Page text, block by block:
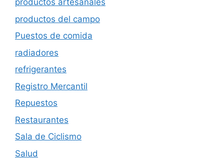
productos artesanales
productos del campo
Puestos de comida
radiadores
refrigerantes
Registro Mercantil
Repuestos
Restaurantes
Sala de Ciclismo
Salud